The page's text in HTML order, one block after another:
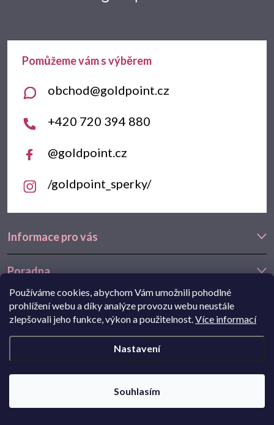
Používáme cookies, abychom Vám umožnili pohodlné
prohlížení webu a díky analýze provozu webu neustále
zlepšovali jeho funkce, výkon a použitelnost.Více informací
Nastavení
Souhlasím
a
Informace pro vás
Poradna
Často hledáte
obchod@goldpoint.cz
+420 720 394 880
@goldpoint.cz
/goldpoint_sperky/
Pohání Shoptet
Navštivte také náš e-shop Goldstore.cz:zlaté náušnice,dětské
náušnice z bílého zlata